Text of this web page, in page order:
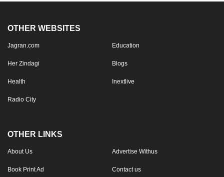
OTHER WEBSITES
Jagran.com Education
Her Zindagi Blogs
Health Inextlive
Radio City
OTHER LINKS
About Us Advertise Withus
Book Print Ad Contact us